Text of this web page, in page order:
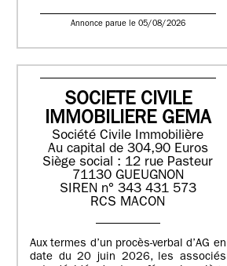
Annonce parue le 05/08/2026
SOCIETE CIVILE
IMMOBILIERE GEMA
Société Civile Immobilière
Au capital de 304,90 Euros
Siège social : 12 rue Pasteur
71130 GUEUGNON
SIREN n° 343 431 573
RCS MACON
Aux termes d’un procès-verbal d’AG en
date du 20 juin 2026, les associés